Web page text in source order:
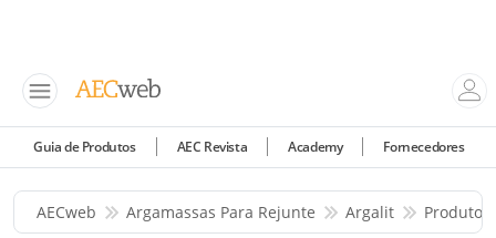
Guia de Produtos AEC Revista Academy Fornecedores
AECweb Argamassas Para Rejunte Argalit Produtos